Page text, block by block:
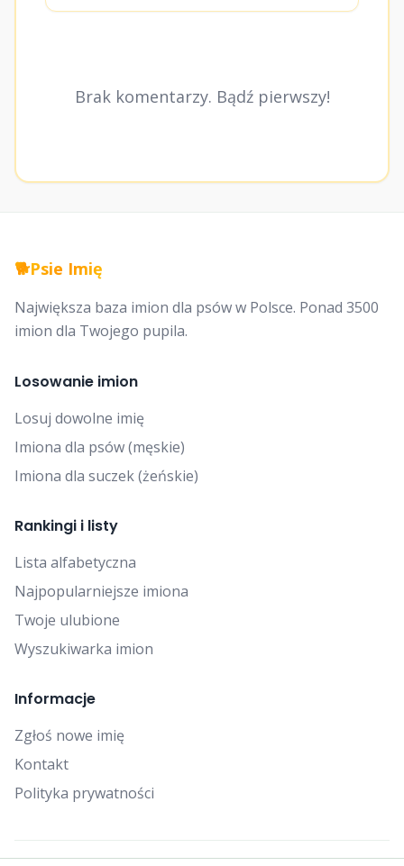
Brak komentarzy. Bądź pierwszy!
🐕Psie Imię
Największa baza imion dla psów w Polsce. Ponad 3500
imion dla Twojego pupila.
Losowanie imion
Losuj dowolne imię
Imiona dla psów (męskie)
Imiona dla suczek (żeńskie)
Rankingi i listy
Lista alfabetyczna
Najpopularniejsze imiona
Twoje ulubione
Wyszukiwarka imion
Informacje
Zgłoś nowe imię
Kontakt
Polityka prywatności